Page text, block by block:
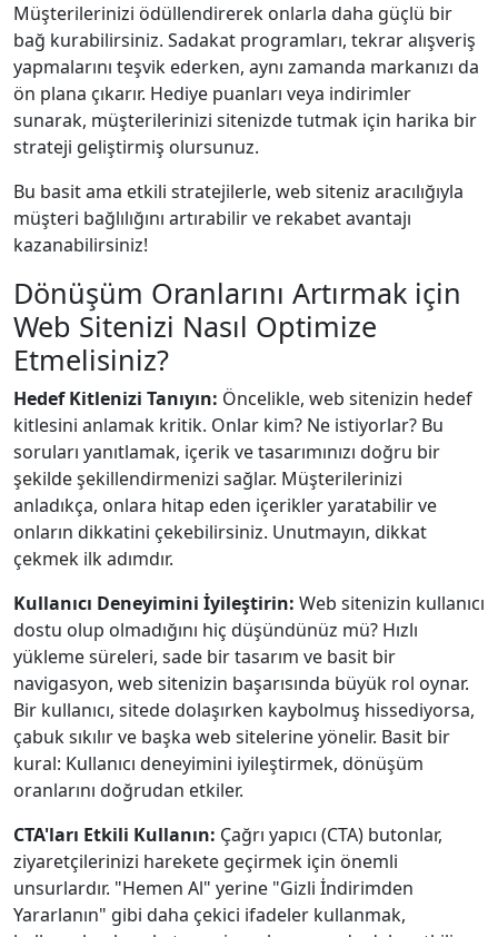
Müşterilerinizi ödüllendirerek onlarla daha güçlü bir
bağ kurabilirsiniz. Sadakat programları, tekrar alışveriş
yapmalarını teşvik ederken, aynı zamanda markanızı da
ön plana çıkarır. Hediye puanları veya indirimler
sunarak, müşterilerinizi sitenizde tutmak için harika bir
strateji geliştirmiş olursunuz.
Bu basit ama etkili stratejilerle, web siteniz aracılığıyla
müşteri bağlılığını artırabilir ve rekabet avantajı
kazanabilirsiniz!
Dönüşüm Oranlarını Artırmak için
Web Sitenizi Nasıl Optimize
Etmelisiniz?
Hedef Kitlenizi Tanıyın: Öncelikle, web sitenizin hedef
kitlesini anlamak kritik. Onlar kim? Ne istiyorlar? Bu
soruları yanıtlamak, içerik ve tasarımınızı doğru bir
şekilde şekillendirmenizi sağlar. Müşterilerinizi
anladıkça, onlara hitap eden içerikler yaratabilir ve
onların dikkatini çekebilirsiniz. Unutmayın, dikkat
çekmek ilk adımdır.
Kullanıcı Deneyimini İyileştirin: Web sitenizin kullanıcı
dostu olup olmadığını hiç düşündünüz mü? Hızlı
yükleme süreleri, sade bir tasarım ve basit bir
navigasyon, web sitenizin başarısında büyük rol oynar.
Bir kullanıcı, sitede dolaşırken kaybolmuş hissediyorsa,
çabuk sıkılır ve başka web sitelerine yönelir. Basit bir
kural: Kullanıcı deneyimini iyileştirmek, dönüşüm
oranlarını doğrudan etkiler.
CTA'ları Etkili Kullanın: Çağrı yapıcı (CTA) butonlar,
ziyaretçilerinizi harekete geçirmek için önemli
unsurlardır. "Hemen Al" yerine "Gizli İndirimden
Yararlanın" gibi daha çekici ifadeler kullanmak,